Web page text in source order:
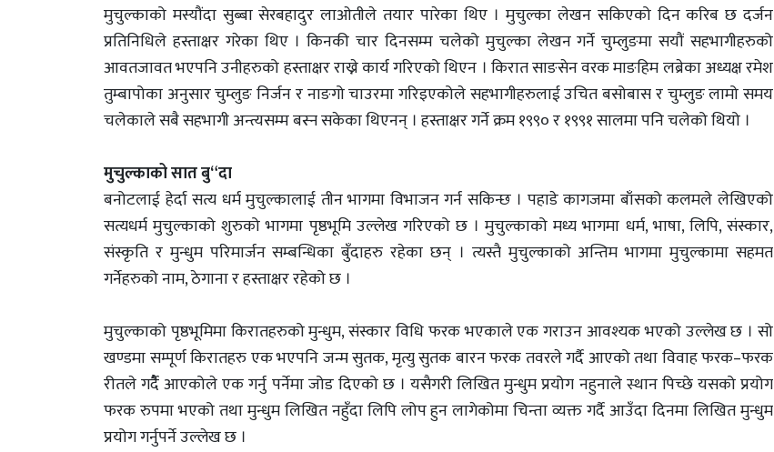
मुचुल्काको मस्यौंदा सुब्बा सेरबहादुर लाओतीले तयार पारेका थिए । मुचुल्का लेखन सकिएको दिन करिब छ दर्जन
प्रतिनिधिले हस्ताक्षर गरेका थिए । किनकी चार दिनसम्म चलेको मुचुल्का लेखन गर्ने चुम्लुङमा सयौं सहभागीहरुको
आवतजावत भएपनि उनीहरुको हस्ताक्षर राख्ने कार्य गरिएको थिएन । किरात साङसेन वरक माङहिम लब्रेका अध्यक्ष रमेश
तुम्बापोका अनुसार चुम्लुङ निर्जन र नाङगो चाउरमा गरिइएकोले सहभागीहरुलाई उचित बसोबास र चुम्लुङ लामो समय
चलेकाले सबै सहभागी अन्त्यसम्म बस्न सकेका थिएनन् । हस्ताक्षर गर्ने क्रम १९९० र १९९१ सालमा पनि चलेको थियो ।
मुचुल्काको सात बु“दा
बनोटलाई हेर्दा सत्य धर्म मुचुल्कालाई तीन भागमा विभाजन गर्न सकिन्छ । पहाडे कागजमा बाँसको कलमले लेखिएको
सत्यधर्म मुचुल्काको शुरुको भागमा पृष्ठभूमि उल्लेख गरिएको छ । मुचुल्काको मध्य भागमा धर्म, भाषा, लिपि, संस्कार,
संस्कृति र मुन्धुम परिमार्जन सम्बन्धिका बुँदाहरु रहेका छन् । त्यस्तै मुचुल्काको अन्तिम भागमा मुचुल्कामा सहमत
गर्नेहरुको नाम, ठेगाना र हस्ताक्षर रहेको छ ।
मुचुल्काको पृष्ठभूमिमा किरातहरुको मुन्धुम, संस्कार विधि फरक भएकाले एक गराउन आवश्यक भएको उल्लेख छ । सो
खण्डमा सम्पूर्ण किरातहरु एक भएपनि जन्म सुतक, मृत्यु सुतक बारन फरक तवरले गर्दै आएको तथा विवाह फरक–फरक
रीतले गर्दैै आएकोले एक गर्नु पर्नेमा जोड दिएको छ । यसैगरी लिखित मुन्धुम प्रयोग नहुनाले स्थान पिच्छे यसको प्रयोग
फरक रुपमा भएको तथा मुन्धुम लिखित नहुँदा लिपि लोप हुन लागेकोमा चिन्ता व्यक्त गर्दै आउँदा दिनमा लिखित मुन्धुम
प्रयोग गर्नुपर्ने उल्लेख छ ।